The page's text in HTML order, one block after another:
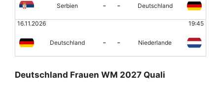
Serbien - - Deutschland
16.11.2026 19:45
Deutschland - - Niederlande
Deutschland Frauen WM 2027 Quali